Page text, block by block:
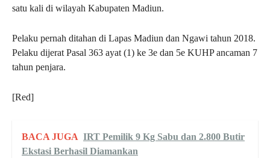
satu kali di wilayah Kabupaten Madiun.
Pelaku pernah ditahan di Lapas Madiun dan Ngawi tahun 2018.
Pelaku dijerat Pasal 363 ayat (1) ke 3e dan 5e KUHP ancaman 7
tahun penjara.
[Red]
BACA JUGA IRT Pemilik 9 Kg Sabu dan 2.800 Butir
Ekstasi Berhasil Diamankan